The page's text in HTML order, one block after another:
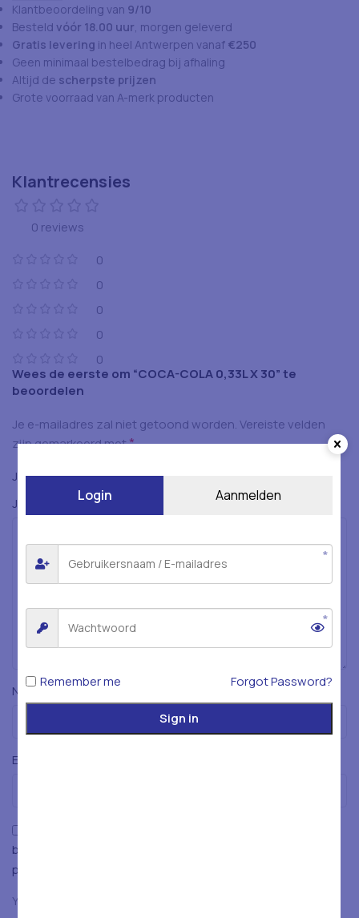
Klantbeoordeling van 9/10
Besteld vóór 18.00 uur, morgen geleverd
Gratis levering in heel Antwerpen vanaf €250
Geen minimaal bestelbedrag bij afhaling
Altijd de scherpste prijzen
Grote voorraad van A-merk producten
Klantrecensies
0 reviews
0
0
0
0
0
Wees de eerste om “COCA-COLA 0,33L X 30” te
beoordelen
Je e-mailadres zal niet getoond worden.Vereiste velden
zijn gemarkeerd met*
Je beoordeling*
Je beoordeling*
Naam*
E-mail
browser voor de volgende keer wanneer ik een reactie
plaats.
You have to be logged in to be able to add photos to your
Login Aanmelden
Remember me Forgot Password?
Sign in